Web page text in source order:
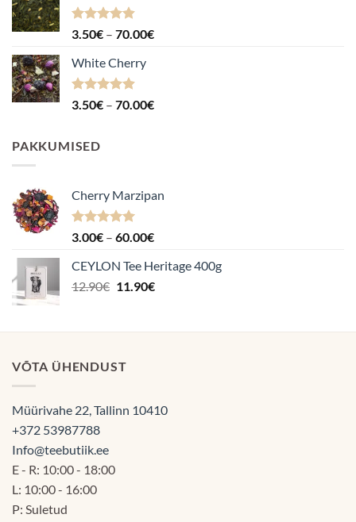
Hinnanguga
3.50€ – 70.00€Hinnavahemik:
White Cherry
Hinnanguga
3.50€ – 70.00€Hinnavahemik:
PAKKUMISED
Cherry Marzipan
Hinnanguga
3.00€ – 60.00€Hinnavahemik:
kuni
60.00€
CEYLON Tee Heritage 400g
12.90€ Algne
12.90€.
11.90€Praegune
11.90€.
VÕTA ÜHENDUST
Müürivahe 22, Tallinn 10410
+372 53987788
Info@teebutiik.ee
E - R: 10:00 - 18:00
L: 10:00 - 16:00
P: Suletud